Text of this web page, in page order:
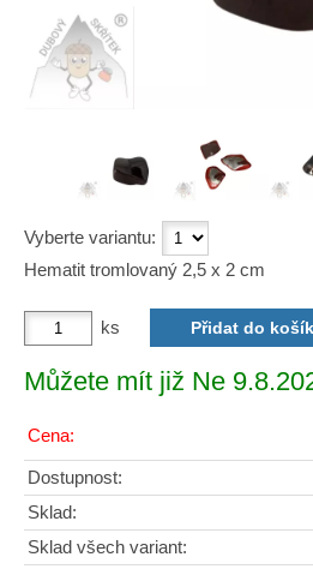
Vyberte variantu:
Hematit tromlovaný 2,5 x 2 cm
ks
Můžete mít již Ne
Cena:
Dostupnost:
Sklad:
Sklad všech variant: